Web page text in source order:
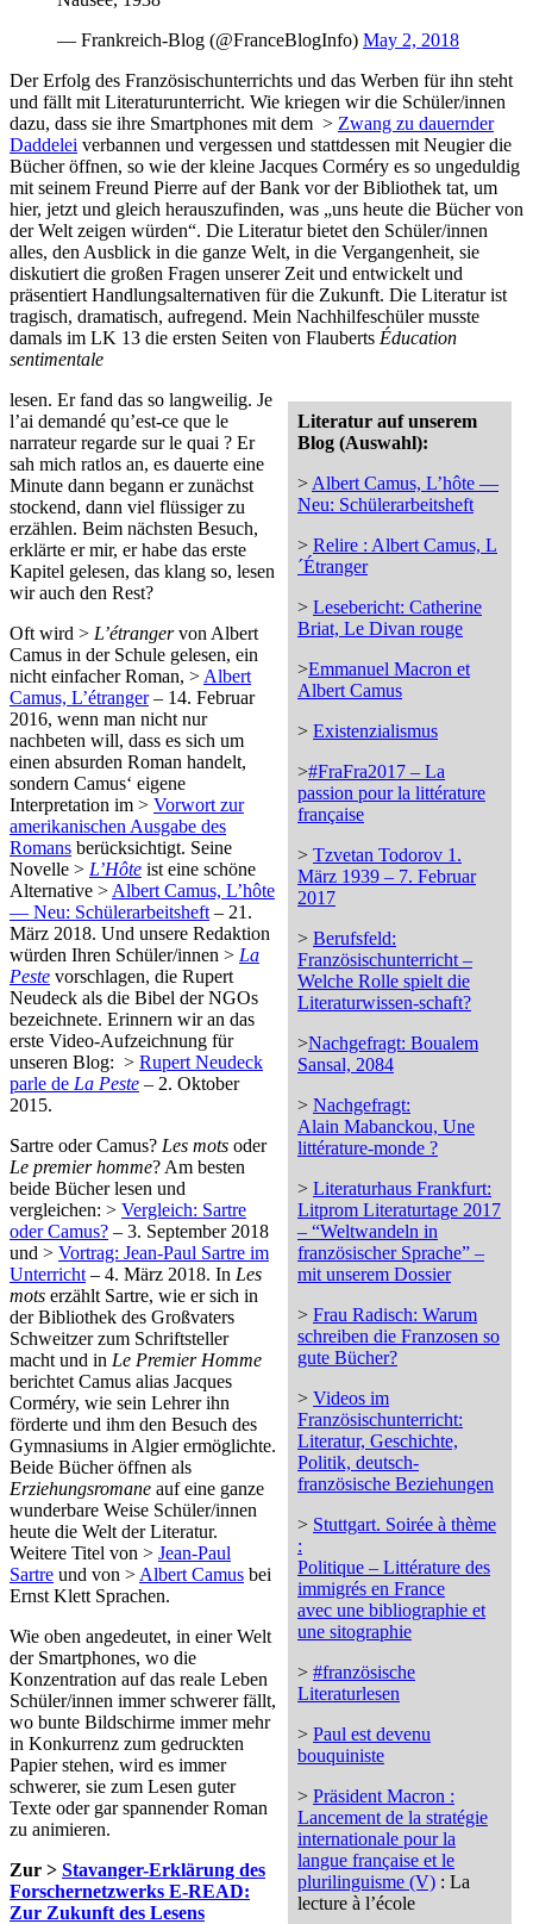
— Frankreich-Blog (@FranceBlogInfo) May 2, 2018
Der Erfolg des Französischunterrichts und das Werben für ihn steht
und fällt mit Literaturunterricht. Wie kriegen wir die Schüler/innen
dazu, dass sie ihre Smartphones mit dem > Zwang zu dauernder
Daddelei verbannen und vergessen und stattdessen mit Neugier die
Bücher öffnen, so wie der kleine Jacques Corméry es so ungeduldig
mit seinem Freund Pierre auf der Bank vor der Bibliothek tat, um
hier, jetzt und gleich herauszufinden, was „uns heute die Bücher von
der Welt zeigen würden“. Die Literatur bietet den Schüler/innen
alles, den Ausblick in die ganze Welt, in die Vergangenheit, sie
diskutiert die großen Fragen unserer Zeit und entwickelt und
präsentiert Handlungsalternativen für die Zukunft. Die Literatur ist
tragisch, dramatisch, aufregend. Mein Nachhilfeschüler musste
damals im LK 13 die ersten Seiten von Flauberts Éducation
sentimentale
Literatur auf unserem
Blog (Auswahl):
> Albert Camus, L’hôte —
Neu: Schülerarbeitsheft
> Relire : Albert Camus, L
´Étranger
> Lesebericht: Catherine
Briat, Le Divan rouge
>Emmanuel Macron et
Albert Camus
> Existenzialismus
>#FraFra2017 – La
passion pour la littérature
française
> Tzvetan Todorov 1.
März 1939 – 7. Februar
2017
> Berufsfeld:
Französischunterricht –
Welche Rolle spielt die
Literaturwissen-schaft?
>Nachgefragt: Boualem
Sansal, 2084
> Nachgefragt:
Alain Mabanckou, Une
littérature-monde ?
> Literaturhaus Frankfurt:
Litprom Literaturtage 2017
– “Weltwandeln in
französischer Sprache” –
mit unserem Dossier
> Frau Radisch: Warum
schreiben die Franzosen so
gute Bücher?
> Videos im
Französischunterricht:
Literatur, Geschichte,
Politik, deutsch-
französische Beziehungen
> Stuttgart. Soirée à thème
:
Politique – Littérature des
immigrés en France
avec une bibliographie et
une sitographie
> #französische
Literaturlesen
> Paul est devenu
bouquiniste
> Präsident Macron :
Lancement de la stratégie
internationale pour la
langue française et le
plurilinguisme (V) : La
lecture à l’école
lesen. Er fand das so langweilig. Je
l’ai demandé qu’est-ce que le
narrateur regarde sur le quai ? Er
sah mich ratlos an, es dauerte eine
Minute dann begann er zunächst
stockend, dann viel flüssiger zu
erzählen. Beim nächsten Besuch,
erklärte er mir, er habe das erste
Kapitel gelesen, das klang so, lesen
wir auch den Rest?
Oft wird > L’étrangervon Albert
Camus in der Schule gelesen, ein
nicht einfacher Roman, > Albert
Camus, L’étranger– 14. Februar
2016, wenn man nicht nur
nachbeten will, dass es sich um
einen absurden Roman handelt,
sondern Camus‘ eigene
Interpretation im > Vorwort zur
amerikanischen Ausgabe des
Romans berücksichtigt. Seine
Novelle > L’Hôte ist eine schöne
Alternative > Albert Camus, L’hôte
— Neu: Schülerarbeitsheft – 21.
März 2018. Und unsere Redaktion
würden Ihren Schüler/innen > La
Peste vorschlagen, die Rupert
Neudeck als die Bibel der NGOs
bezeichnete. Erinnern wir an das
erste Video-Aufzeichnung für
unseren Blog: > Rupert Neudeck
parle de La Peste – 2. Oktober
2015.
Sartre oder Camus? Les mots oder
Le premier homme? Am besten
beide Bücher lesen und
vergleichen: > Vergleich: Sartre
oder Camus? – 3. September 2018
und > Vortrag: Jean-Paul Sartre im
Unterricht – 4. März 2018. In Les
mots erzählt Sartre, wie er sich in
der Bibliothek des Großvaters
Schweitzer zum Schriftsteller
macht und in Le Premier Homme
berichtet Camus alias Jacques
Corméry, wie sein Lehrer ihn
förderte und ihm den Besuch des
Gymnasiums in Algier ermöglichte.
Beide Bücher öffnen als
Erziehungsromane auf eine ganze
wunderbare Weise Schüler/innen
heute die Welt der Literatur.
Weitere Titel von > Jean-Paul
Sartre und von > Albert Camus bei
Ernst Klett Sprachen.
Wie oben angedeutet, in einer Welt
der Smartphones, wo die
Konzentration auf das reale Leben
Schüler/innen immer schwerer fällt,
wo bunte Bildschirme immer mehr
in Konkurrenz zum gedruckten
Papier stehen, wird es immer
schwerer, sie zum Lesen guter
Texte oder gar spannender Roman
zu animieren.
Zur > Stavanger-Erklärung des
Forschernetzwerks E-READ:
Zur Zukunft des Lesens